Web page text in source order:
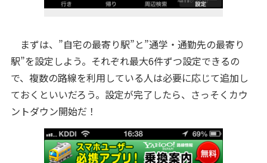
まずは、”自宅の最寄り駅”と”通学・通勤先の最寄り
駅”を設定しよう。それぞれ最大6件ずつ設定できるの
で、複数の路線を利用している人は必要に応じて追加し
ておくといいだろう。設定が完了したら、さっそくカウ
ントダウン開始だ！